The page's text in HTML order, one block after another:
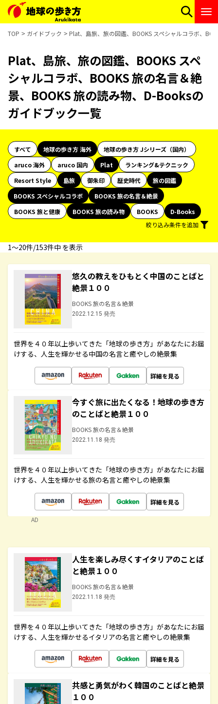
TOP ガイドブック Plat、島旅、旅の図鑑、BOOKS スペシャルコラボ、
Plat、島旅、旅の図鑑、BOOKS スペ
シャルコラボ、BOOKS 旅の名言＆絶
景、BOOKS 旅の読み物、D-Booksの
ガイドブック一覧
すべて 地球の歩き方 海外
地球の歩き方 Jシリーズ（国内）
aruco 海外
aruco 国内 Plat
ランキング&テクニック
Resort Style
島旅 御朱印 歴史時代
旅の図鑑
BOOKS スペシャルコラボ
BOOKS 旅の名言＆絶景
BOOKS 旅と健康
BOOKS 旅の読み物 BOOKS
D-Books
絞り込み条件を追加
1〜20件/153件中 を表示
悠久の教えをひもとく中国のことばと
絶景１００
BOOKS 旅の名言＆絶景
2022.12.15 発売
世界を４０年以上歩いてきた「地球の歩き方」があなたにお届
けする、人生を輝かせる中国の名言と癒やしの絶景集
詳細を見る
今すぐ旅に出たくなる！地球の歩き方
のことばと絶景１００
BOOKS 旅の名言＆絶景
2022.11.18 発売
世界を４０年以上歩いてきた「地球の歩き方」があなたにお届
けする、人生を輝かせる旅の名言と癒やしの絶景集
詳細を見る
AD
人生を楽しみ尽くすイタリアのことば
と絶景１００
BOOKS 旅の名言＆絶景
2022.11.18 発売
世界を４０年以上歩いてきた「地球の歩き方」があなたにお届
けする、人生を輝かせるイタリアの名言と癒やしの絶景集
詳細を見る
共感と勇気がわく韓国のことばと絶景
１００